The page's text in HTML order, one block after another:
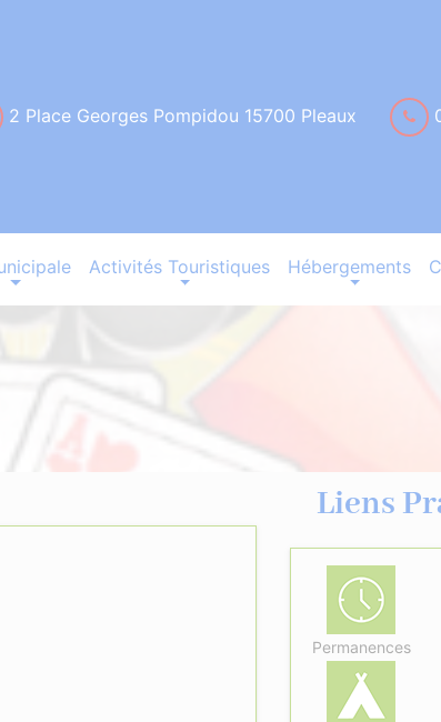
2 Place Georges Pompidou 15700 Pleaux
Activités Touristiques Hébergements
Liens
Permanences